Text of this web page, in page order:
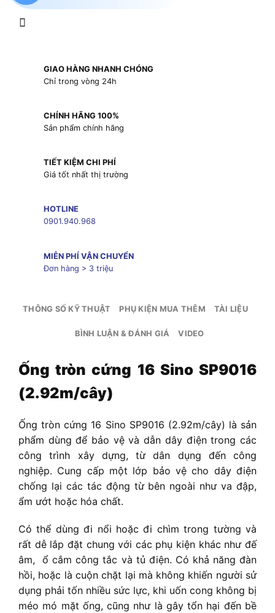
GIAO HÀNG NHANH CHÓNG
Chỉ trong vòng 24h
CHÍNH HÃNG 100%
Sản phẩm chính hãng
TIẾT KIỆM CHI PHÍ
Giá tốt nhất thị trường
HOTLINE
0901.940.968
MIỄN PHÍ VẬN CHUYỂN
Đơn hàng > 3 triệu
THÔNG SỐ KỸ THUẬT PHỤ KIỆN MUA THÊM TÀI LIỆU
BÌNH LUẬN & ĐÁNH GIÁ VIDEO
Ống tròn cứng 16 Sino SP9016
(2.92m/cây)
Ống tròn cứng 16 Sino SP9016 (2.92m/cây) là sản
phẩm dùng để bảo vệ và dẫn dây điện trong các
công trình xây dựng, từ dân dụng đến công
nghiệp. Cung cấp một lớp bảo vệ cho dây điện
chống lại các tác động từ bên ngoài như va đập,
ẩm ướt hoặc hóa chất.
Có thể dùng đi nổi hoặc đi chìm trong tường và
rất dễ lắp đặt chung với các phụ kiện khác như đế
âm, ổ cắm công tắc và tủ điện. Có khả năng đàn
hồi, hoặc là cuộn chặt lại mà không khiến người sử
dụng phải tốn nhiều sức lực, khi uốn cong không bị
méo mó mặt ống, cũng như là gây tổn hại đến bề